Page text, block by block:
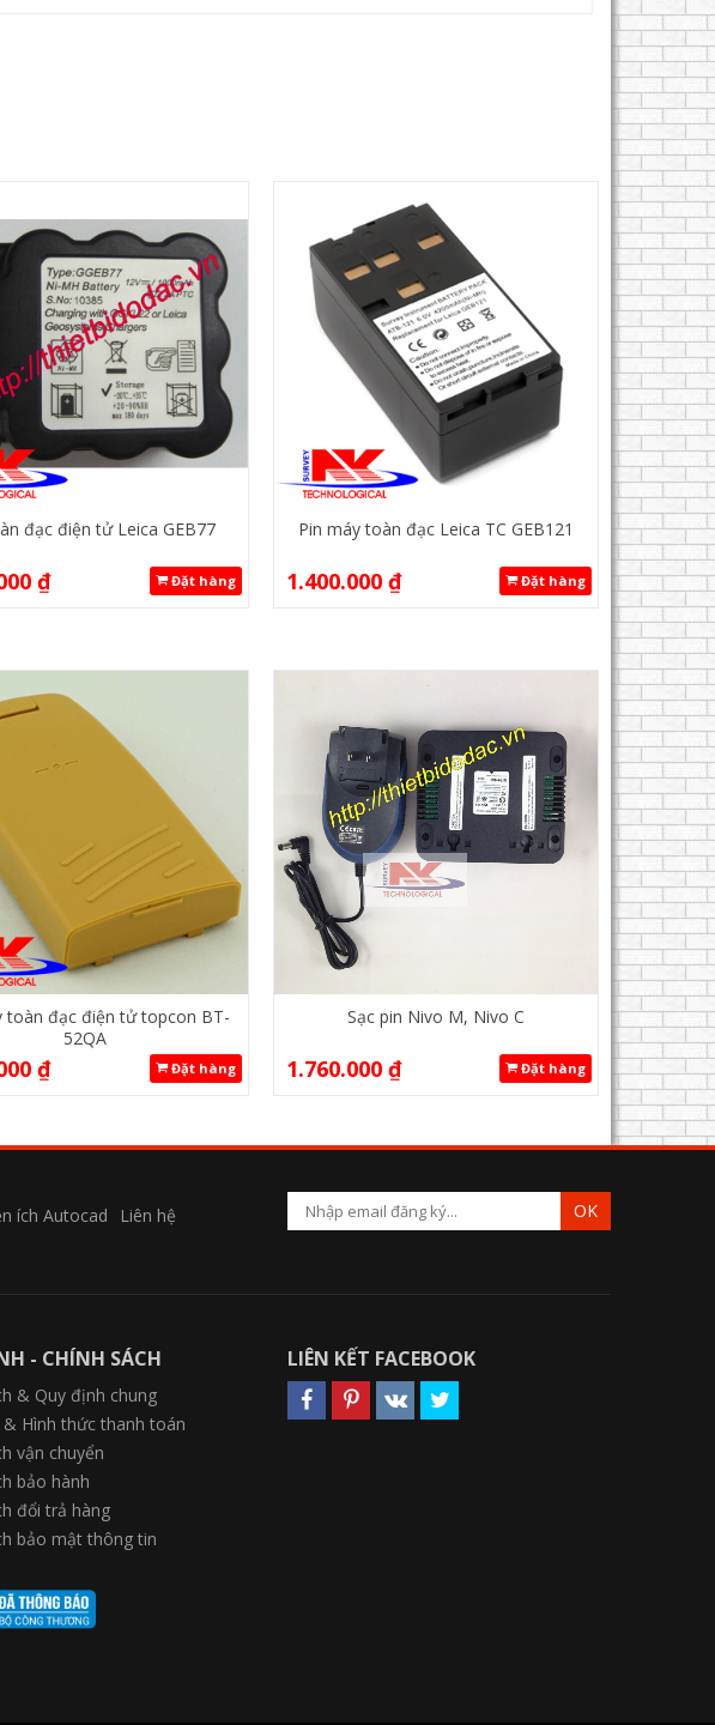
đạc điện tử Leica GEB77
₫ Đặt hàng
Pin máy toàn đạc Leica TC GEB121
1.400.000 ₫ Đặt hàng
toàn đạc điện tử topcon BT-
52QA
₫ Đặt hàng
Sạc pin Nivo M, Nivo C
1.760.000 ₫ Đặt hàng
ích Autocad Liên hệ OK
- CHÍNH SÁCH
& Quy định chung
Hình thức thanh toán
vận chuyển
bảo hành
đổi trả hàng
bảo mật thông tin
LIÊN KẾT FACEBOOK